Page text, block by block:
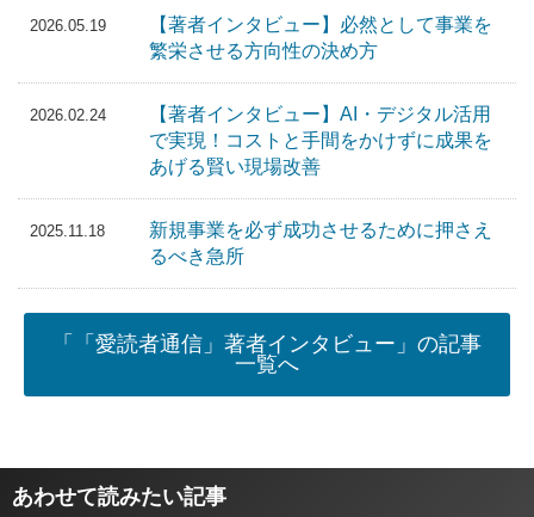
2026.05.19
【著者インタビュー】必然として事業を
繁栄させる方向性の決め方
2026.02.24
【著者インタビュー】AI・デジタル活用
で実現！コストと手間をかけずに成果を
あげる賢い現場改善
2025.11.18
新規事業を必ず成功させるために押さえ
るべき急所
「「愛読者通信」著者インタビュー」の記事
一覧へ
あわせて読みたい記事